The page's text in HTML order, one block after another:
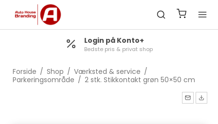
Login på Konto+
Bedste pris & privat shop
Forside / Shop / Værksted & service /
Parkeringsområde / 2 stk. Stikkontakt grøn 50×50 cm